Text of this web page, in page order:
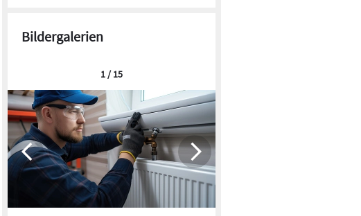
Bildergalerien
1 / 15